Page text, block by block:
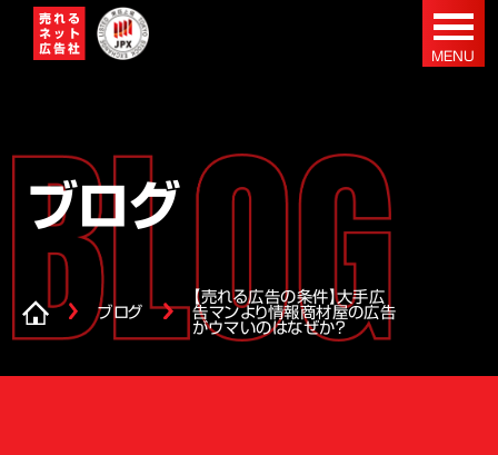
ブログ
ブログ
【売れる広告の条件】大手広
告マンより情報商材屋の広告
がウマいのはなぜか？